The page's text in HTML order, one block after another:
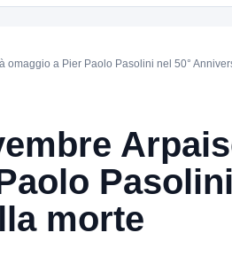
omaggio a Pier Paolo Pasolini nel 50°
morte